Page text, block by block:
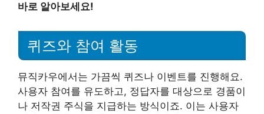
바로 알아보세요!
퀴즈와 참여 활동
뮤직카우에서는 가끔씩 퀴즈나 이벤트를 진행해요.
사용자 참여를 유도하고, 정답자를 대상으로 경품이
나 저작권 주식을 지급하는 방식이죠. 이는 사용자